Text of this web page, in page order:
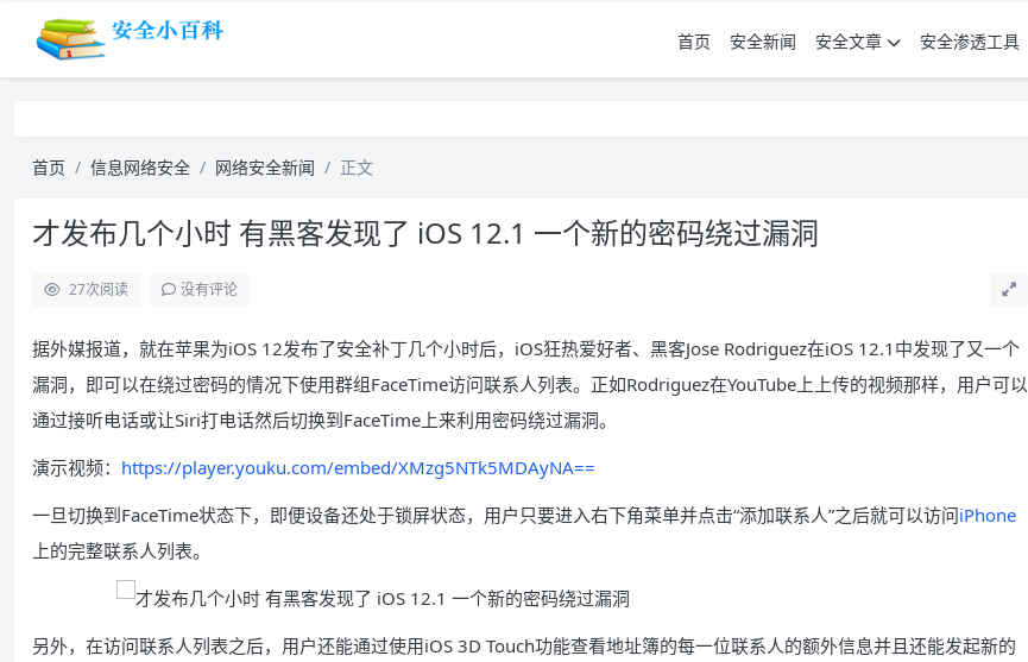
首页 安全新闻 安全文章 安全渗透工具
首页 信息网络安全 网络安全新闻 正文
才发布几个小时 有黑客发现了 iOS 12.1 一个新的密码绕过漏洞
27次阅读 没有评论
据外媒报道，就在苹果为iOS 12发布了安全补丁几个小时后，iOS狂热爱好者、黑客Jose Rodriguez在iOS 12.1中发现了又一个
漏洞，即可以在绕过密码的情况下使用群组FaceTime访问联系人列表。正如Rodriguez在YouTube上上传的视频那样，用户可以
通过接听电话或让Siri打电话然后切换到FaceTime上来利用密码绕过漏洞。
演示视频： https://player.youku.com/embed/XMzg5NTk5MDAyNA==
一旦切换到FaceTime状态下，即便设备还处于锁屏状态，用户只要进入右下角菜单并点击“添加联系人”之后就可以访问iPhone
上的完整联系人列表。
另外，在访问联系人列表之后，用户还能通过使用iOS 3D Touch功能查看地址簿的每一位联系人的额外信息并且还能发起新的